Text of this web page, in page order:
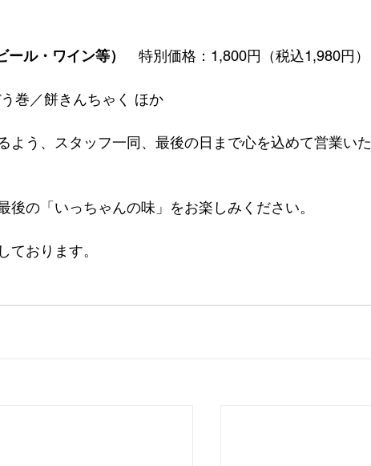
ル・ワイン等）
特別価格：1,800円（税込1,980円）
巻／餅きんちゃく ほか
よう、スタッフ一同、最後の日まで心を込めて営業いた
後の「いっちゃんの味」をお楽しみください。
ております。